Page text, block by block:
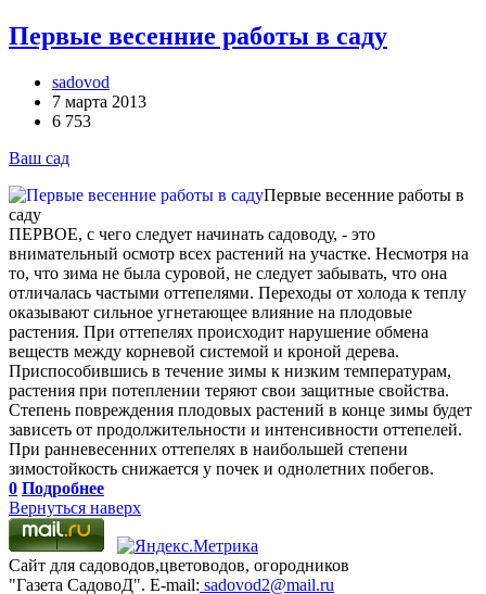
Первые весенние работы в саду
sadovod
7 марта 2013
6 753
Ваш сад
Первые весенние работы в
саду
ПЕРВОЕ, с чего следует начинать садоводу, - это
внимательный осмотр всех растений на участке. Несмотря на
то, что зима не была суровой, не следует забывать, что она
отличалась частыми оттепелями. Переходы от холода к теплу
оказывают сильное угнетающее влияние на плодовые
растения. При оттепелях происходит нарушение обмена
веществ между корневой системой и кроной дерева.
Приспособившись в течение зимы к низким температурам,
растения при потеплении теряют свои защитные свойства.
Степень повреждения плодовых растений в конце зимы будет
зависеть от продолжительности и интенсивности оттепелей.
При ранневесенних оттепелях в наибольшей степени
зимостойкость снижается у почек и однолетних побегов.
0 Подробнее
Вернуться наверх
Сайт для садоводов,цветоводов, огородников
"Газета СадовоД". E-mail: sadovod2@mail.ru